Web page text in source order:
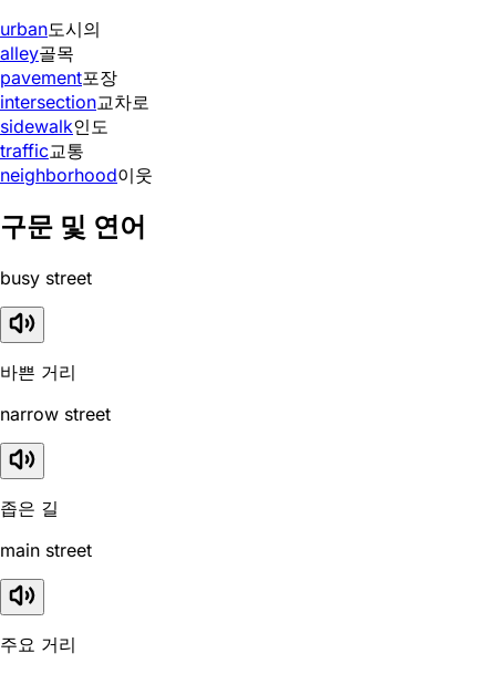
urban도시의
alley골목
pavement포장
intersection교차로
sidewalk인도
traffic교통
neighborhood이웃
구문 및 연어
busy street
바쁜 거리
narrow street
좁은 길
main street
주요 거리